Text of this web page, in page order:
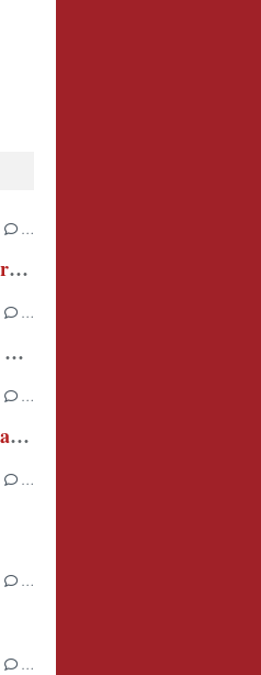
…
Salade de poulpe et pommes de terre à l'aïoli
…
Pâtes aux crevettes, sauce crème et piment
…
Risotto d'orge au fenouil et truite saumonée
…
…
…